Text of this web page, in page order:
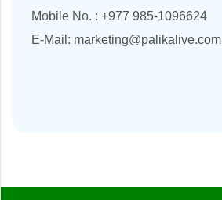
Mobile No. : +977 985-1096624
E-Mail: marketing@palikalive.com